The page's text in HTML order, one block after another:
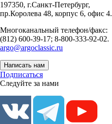
197350, г.Санкт-Петербург,
пр.Королева 48, корпус 6, офис 4.
Многоканальный телефон/факс:
(812) 600-39-17; 8-800-333-92-02.
argo@argoclassic.ru
Написать нам
Подписаться
Следуйте за нами